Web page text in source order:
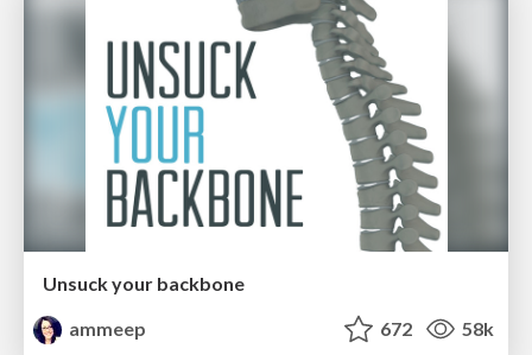
Unsuck your backbone
ammeep
672 58k